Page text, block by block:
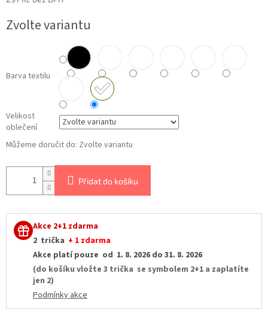
cena:
Zvolte variantu
Barva textilu
Velikost
oblečení
Můžeme doručit do: Zvolte variantu
Přidat do košíku
Akce 2+1 zdarma
2 trička + 1 zdarma
Akce platí pouze od 1. 8. 2026 do 31. 8. 2026
(do košíku vložte 3 trička se symbolem 2+1 a zaplatíte
jen 2)
Podmínky akce